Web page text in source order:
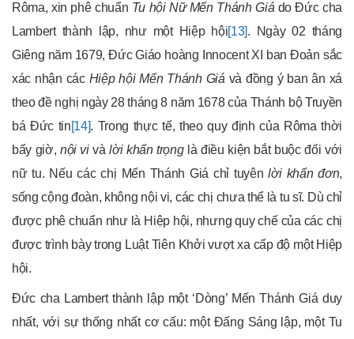
Rôma, xin phê chuẩn Tu hội Nữ Mến Thánh Giá do Đức cha
Lambert thành lập, như một Hiệp hội[13]. Ngày 02 tháng
Giêng năm 1679, Đức Giáo hoàng Innocent XI ban Đoản sắc
xác nhận các Hiệp hội Mến Thánh Giá và đồng ý ban ân xá
theo đề nghị ngày 28 tháng 8 năm 1678 của Thánh bộ Truyền
bá Đức tin[14]. Trong thực tế, theo quy định của Rôma thời
bấy giờ, nội vivàlời khấn trọnglà điều kiện bắt buộc đối với
nữ tu. Nếu các chị Mến Thánh Giá chỉ tuyênlời khấn đơn,
sống cộng đoàn, không nội vi, các chị chưa thể là tu sĩ. Dù chỉ
được phê chuẩn như là Hiệp hội, nhưng quy chế của các chị
được trình bày trong Luật Tiên Khởi vượt xa cấp độ một Hiệp
hội.
Đức cha Lambert thành lập một ‘Dòng’ Mến Thánh Giá duy
nhất, với sự thống nhất cơ cấu: một Đấng Sáng lập, một Tu